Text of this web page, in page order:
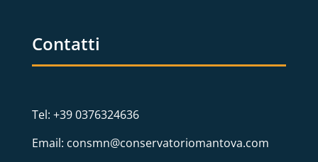
Contatti
Tel: +39 0376324636
Email: consmn@conservatoriomantova.com